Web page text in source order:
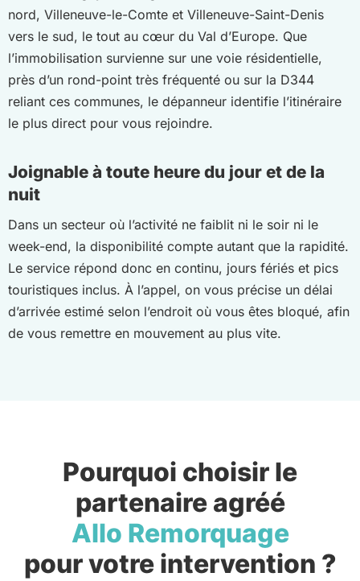
nord, Villeneuve-le-Comte et Villeneuve-Saint-Denis
vers le sud, le tout au cœur du Val d’Europe. Que
l’immobilisation survienne sur une voie résidentielle,
près d’un rond-point très fréquenté ou sur la D344
reliant ces communes, le dépanneur identifie l’itinéraire
le plus direct pour vous rejoindre.
Joignable à toute heure du jour et de la
nuit
Dans un secteur où l’activité ne faiblit ni le soir ni le
week-end, la disponibilité compte autant que la rapidité.
Le service répond donc en continu, jours fériés et pics
touristiques inclus. À l’appel, on vous précise un délai
d’arrivée estimé selon l’endroit où vous êtes bloqué, afin
de vous remettre en mouvement au plus vite.
Pourquoi choisir le
partenaire agréé
Allo Remorquage
pour votre intervention ?